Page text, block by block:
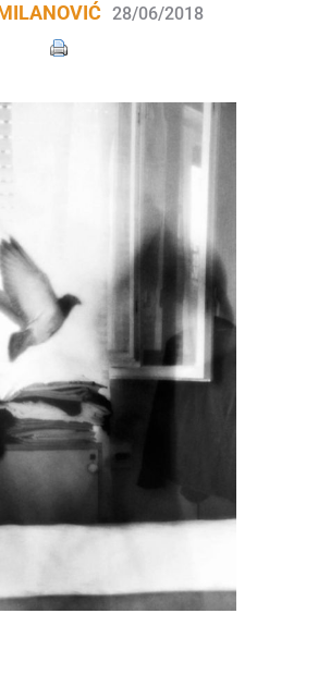
28/06/2018